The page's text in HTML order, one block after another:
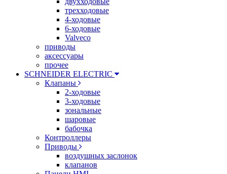
трехходовые
4-ходовые
6-ходовые
Valveco
приводы
аксессуары
прочее
SCHNEIDER ELECTRIC
Клапаны
2-ходовые
3-ходовые
зональные
шаровые
бабочка
Контроллеры
Приводы
воздушных заслонок
клапанов